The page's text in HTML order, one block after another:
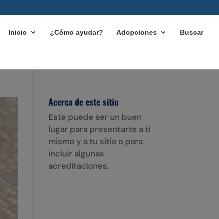
Inicio ¿Cómo ayudar? Adopciones Buscar
Acerca de este sitio
Este puede ser un buen
lugar para presentarte a ti
mismo y a tu sitio o para
incluir algunas
acreditaciones.